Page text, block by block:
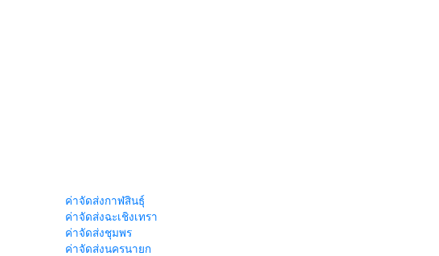
ค่าจัดส่งกาฬสินธุ์
ค่าจัดส่งฉะเชิงเทรา
ค่าจัดส่งชุมพร
ค่าจัดส่งนครนายก